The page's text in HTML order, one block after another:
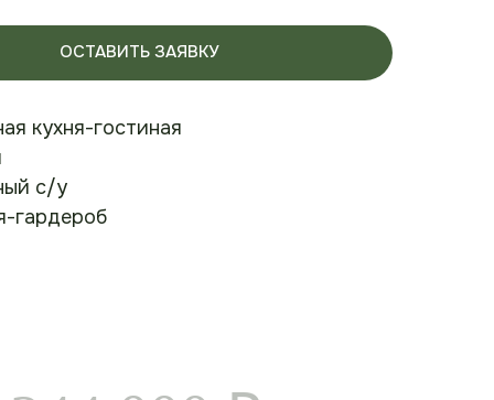
ОСТАВИТЬ ЗАЯВКУ
кухня-гостиная
с/у
гардероб